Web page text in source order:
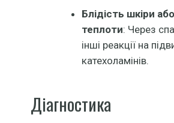
Блідість шкіри
теплоти: Через
інші реакції на
катехоламінів.
Діагностика